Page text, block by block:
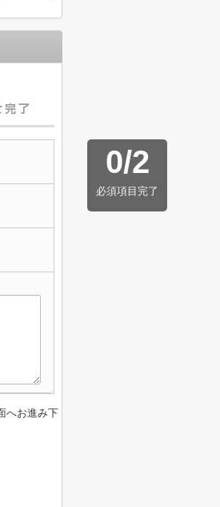
0/2
必須項目完了
へお進み下